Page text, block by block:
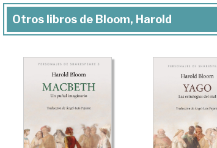
Otros libros de Bloom, Harold